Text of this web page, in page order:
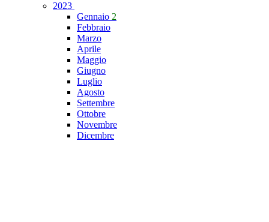
2023
Gennaio 2
Febbraio
Marzo
Aprile
Maggio
Giugno
Luglio
Agosto
Settembre
Ottobre
Novembre
Dicembre